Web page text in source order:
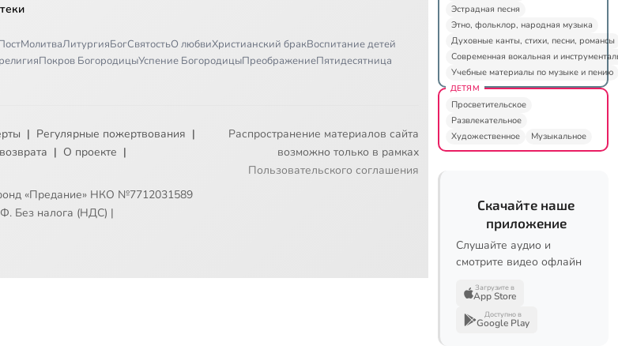
МолитваЛитургияБогСвятостьО любвиХристианский бракВоспитание детей
Покров БогородицыУспение БогородицыПреображениеПятидесятница
| Регулярные пожертвования |
| О проекте |
«Предание» НКО №7712031589
Без налога (НДС) |
Распространение материалов сайта
возможно только в рамках
Пользовательского соглашения
Эстрадная песня
Этно, фольклор, народная музыка
Духовные канты, стихи, песни, романсы
Современная вокальная и
Учебные материалы по музыке и пению
ДЕТЯМ
Просветительское
Развлекательное
Художественное
Музыкальное
Скачайте наше
приложение
Слушайте аудио и
смотрите видео офлайн
Загрузите в
App Store
Доступно в
Google Play